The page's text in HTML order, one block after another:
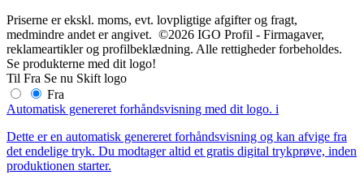
Priserne er ekskl. moms, evt. lovpligtige afgifter og fragt,
medmindre andet er angivet. ©2026 IGO Profil - Firmagaver,
reklameartikler og profilbeklædning. Alle rettigheder forbeholdes.
Se produkterne med dit logo!
Til Fra Se nu Skift logo
Fra
Automatisk genereret forhåndsvisning med dit logo. i
Dette er en automatisk genereret forhåndsvisning og kan afvige fra
det endelige tryk. Du modtager altid et gratis digital trykprøve, inden
produktionen starter.